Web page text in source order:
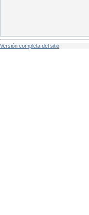
Versión completa del sitio